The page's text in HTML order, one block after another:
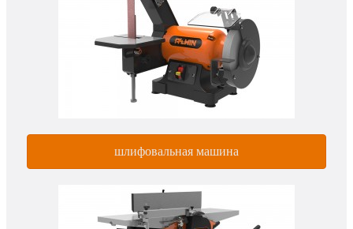
шлифовальная машина